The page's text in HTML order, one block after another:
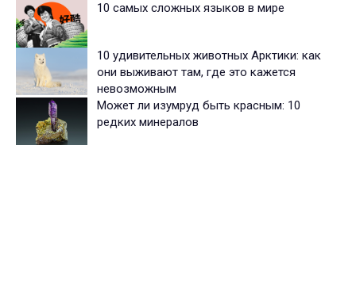
10 самых сложных языков в мире
10 удивительных животных Арктики: как
они выживают там, где это кажется
невозможным
Может ли изумруд быть красным: 10
редких минералов